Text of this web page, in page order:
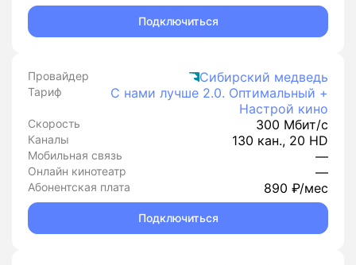
Подключиться
Провайдер Сибирский медведь
Тариф
С нами лучше 2.0. Оптимальный +
Настрой кино
Скорость 300 Мбит/с
Каналы 130 кан., 20 HD
Мобильная связь —
Онлайн кинотеатр —
Абонентская плата 890 ₽/мес
Подключиться